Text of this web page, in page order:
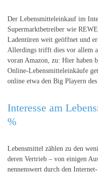
Der Lebensmitteleinkauf im
Supermarktbetreiber wie
Ladentüren weit geöffnet und
Allerdings trifft dies vor allem
voran Amazon, zu: Hier haben
Online-Lebensmitteleinkäufe
online etwa den Big Playern
Interesse am
%
Lebensmittel zählen zu den
deren Vertrieb – von einigen
nennenswert durch den